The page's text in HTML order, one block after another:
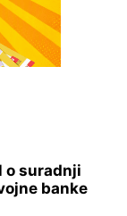
o suradnji
banke